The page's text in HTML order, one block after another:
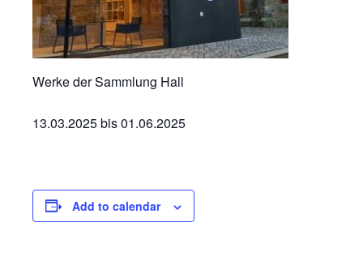
Werke der Sammlung Hall
13.03.2025 bis 01.06.2025
Add to calendar